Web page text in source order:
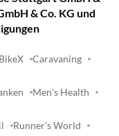
& Co. KG und
BikeX Caravaning
Men's Health
Runner's World